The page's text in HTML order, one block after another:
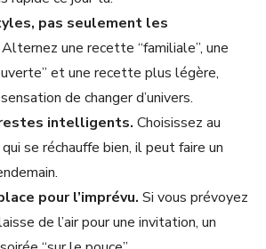
pas seulement les
Alternez une recette “familiale”, une
et une recette plus légère,
de changer d’univers.
intelligents. Choisissez au
se réchauffe bien, il peut faire un
pour l’imprévu. Si vous prévoyez
de l’air pour une invitation, un